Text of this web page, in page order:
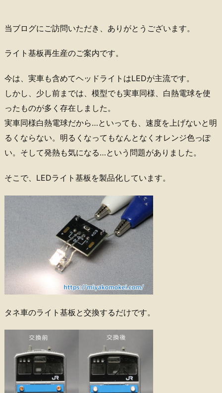
当ブログにご訪問いただき、ありがとうございます。
ライト基板再生産のご案内です。
今は、実車も含めてヘッドライトはLEDが主流です。
しかし、少し前までは、模型でも実車同様、白熱電球を使
ったものが多く存在しました。
実車同様白熱電球だから…といっても、速度を上げないと明
るくならない。明るくなってもなんとなくオレンジ色っぽ
い。そして発熱も気になる…という問題がありました。
そこで、LEDライト基板を製品化しています。
タネ車のライト基板と交換するだけです。